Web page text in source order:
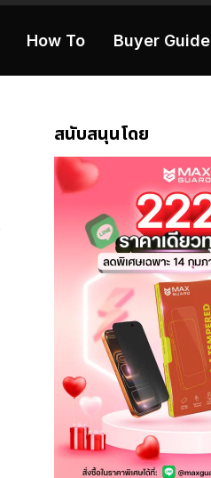
How To Buyer Guide
สนับสนุนโดย